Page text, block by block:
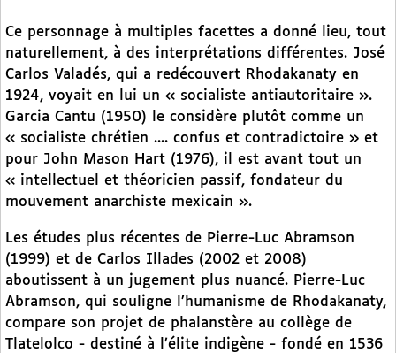
Ce personnage à multiples facettes a donné lieu, tout
naturellement, à des interprétations différentes. José
Carlos Valadés, qui a redécouvert Rhodakanaty en
1924, voyait en lui un « socialiste antiautoritaire ».
Garcia Cantu (1950) le considère plutôt comme un
« socialiste chrétien .... confus et contradictoire » et
pour John Mason Hart (1976), il est avant tout un
« intellectuel et théoricien passif, fondateur du
mouvement anarchiste mexicain ».
Les études plus récentes de Pierre-Luc Abramson
(1999) et de Carlos Illades (2002 et 2008)
aboutissent à un jugement plus nuancé. Pierre-Luc
Abramson, qui souligne l’humanisme de Rhodakanaty,
compare son projet de phalanstère au collège de
Tlatelolco - destiné à l’élite indigène - fondé en 1536